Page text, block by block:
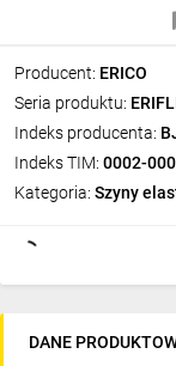
Producent: ERICO
Seria produktu:
Indeks producenta:
Indeks TIM: 0002-
Kategoria: Szyny
DANE